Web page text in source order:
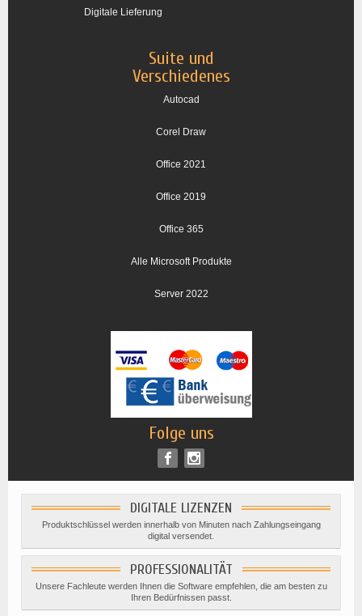
Digitale Lieferung
Suite und
Verschiedenes
Autocad
Corel Draw
Office 2021
Office 2019
Office 365
Alle Microsoft Produkte
Server 2022
Folge uns
DIGITALE LIZENZEN
Produktschlüssel werden innerhalb von Minuten nach Zahlungseingang
digital versendet.
PROFESSIONALITÄT
Unsere Fachleute werden Ihnen die Software empfehlen, die am besten zu
Ihren Bedürfnissen passt.